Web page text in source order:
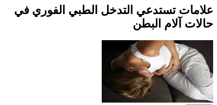
علامات تستدعي التدخل الطبي الفوري في
حالات آلام البطن